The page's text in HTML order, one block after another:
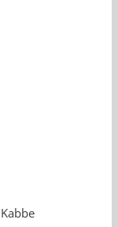
Kabbe